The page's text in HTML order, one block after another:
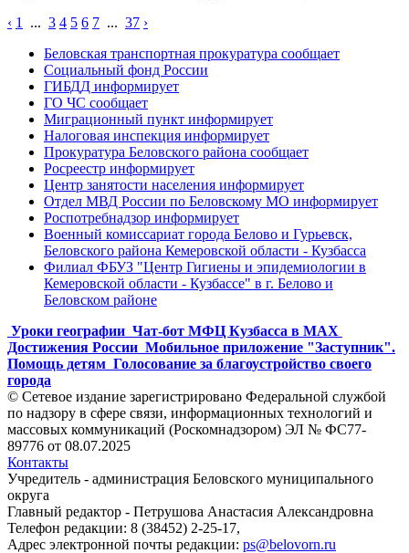
‹ 1 ... 3 4 5 6 7 ... 37 ›
Беловская транспортная прокуратура сообщает
Социальный фонд России
ГИБДД информирует
ГО ЧС сообщает
Миграционный пункт информирует
Налоговая инспекция информирует
Прокуратура Беловского района сообщает
Росреестр информирует
Центр занятости населения информирует
Отдел МВД России по Беловскому МО информирует
Роспотребнадзор информирует
Военный комиссариат города Белово и Гурьевск,
Беловского района Кемеровской области - Кузбасса
Филиал ФБУЗ "Центр Гигиены и эпидемиологии в
Кемеровской области - Кузбассе" в г. Белово и
Беловском районе
Уроки географии Чат-бот МФЦ Кузбасса в MAX
Достижения России Мобильное приложение "Заступник".
Помощь детям Голосование за благоустройство своего
города
© Сетевое издание зарегистрировано Федеральной службой
по надзору в сфере связи, информационных технологий и
массовых коммуникаций (Роскомнадзором) ЭЛ № ФС77-
89776 от 08.07.2025
Контакты
Учредитель - администрация Беловского муниципального
округа
Главный редактор - Петрушова Анастасия Александровна
Телефон редакции: 8 (38452) 2-25-17,
Адрес электронной почты редакции: ps@belovorn.ru